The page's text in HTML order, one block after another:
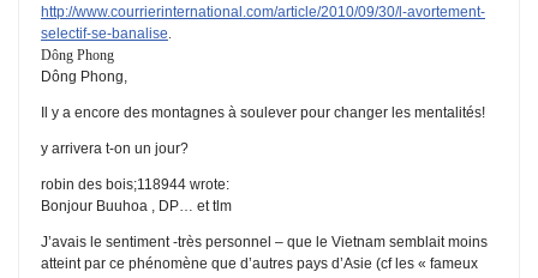
http://www.courrierinternational.com/article/2010/09/30/l-avortement-
selectif-se-banalise
Dông Phong
Dông Phong,
Il y a encore des montagnes à soulever pour changer les mentalités!
y arrivera t-on un jour?
robin des bois;118944 wrote:
Bonjour Buuhoa , DP… et tlm
J’avais le sentiment -très personnel – que le Vietnam semblait moins
atteint par ce phénomène que d’autres pays d’Asie (cf les « fameux